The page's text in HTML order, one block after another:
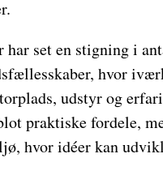
har set en stigning i
hvor
udstyr og
praktiske fordele,
hvor idéer kan